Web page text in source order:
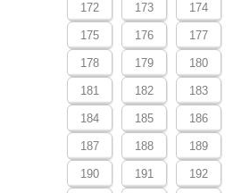
172 173 174
175 176 177
178 179 180
181 182 183
184 185 186
187 188 189
190 191 192